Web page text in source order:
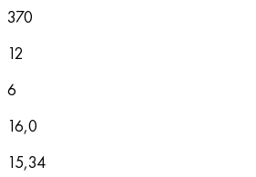
370
12
6
16,0
15,34